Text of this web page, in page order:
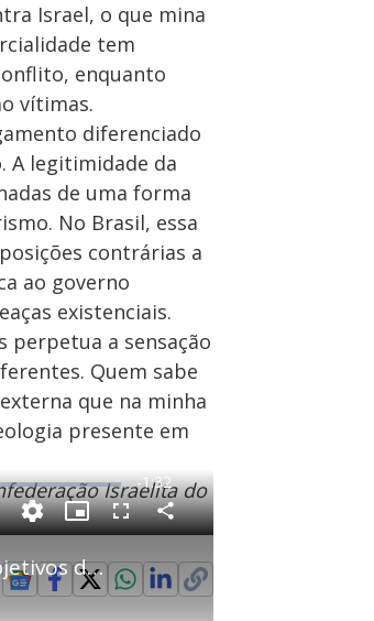
Israel, o que mina
tem
enquanto
vítimas.
diferenciado
A legitimidade da
de uma forma
No Brasil, essa
contrárias a
ao governo
existenciais.
perpetua a sensação
Quem sabe
que na minha
presente em
Israelita do
Análise: eliminação de lideranças é um dos principais objetivos da guerra contra terroristas
R
e
m
a
i
-1:32
P
i
t
u
r
e
F
u
l
s
c
r
C
o
p
a
r
t